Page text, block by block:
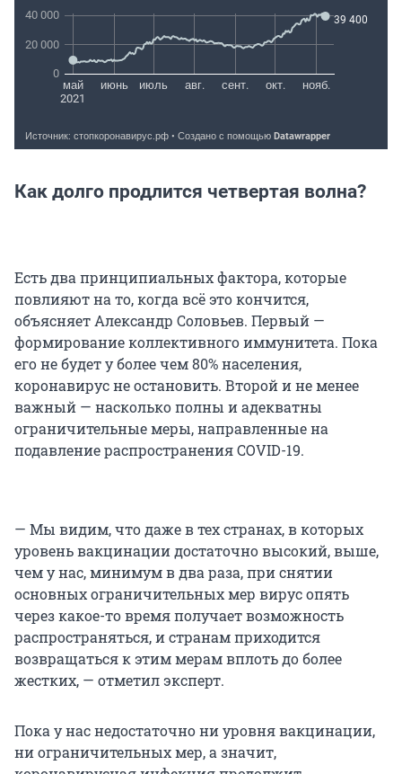
Как долго продлится четвертая волна?
Есть два принципиальных фактора, которые
повлияют на то, когда всё это кончится,
объясняет Александр Соловьев. Первый —
формирование коллективного иммунитета. Пока
его не будет у более чем 80% населения,
коронавирус не остановить. Второй и не менее
важный — насколько полны и адекватны
ограничительные меры, направленные на
подавление распространения COVID-19.
— Мы видим, что даже в тех странах, в которых
уровень вакцинации достаточно высокий, выше,
чем у нас, минимум в два раза, при снятии
основных ограничительных мер вирус опять
через какое-то время получает возможность
распространяться, и странам приходится
возвращаться к этим мерам вплоть до более
жестких, — отметил эксперт.
Пока у нас недостаточно ни уровня вакцинации,
ни ограничительных мер, а значит,